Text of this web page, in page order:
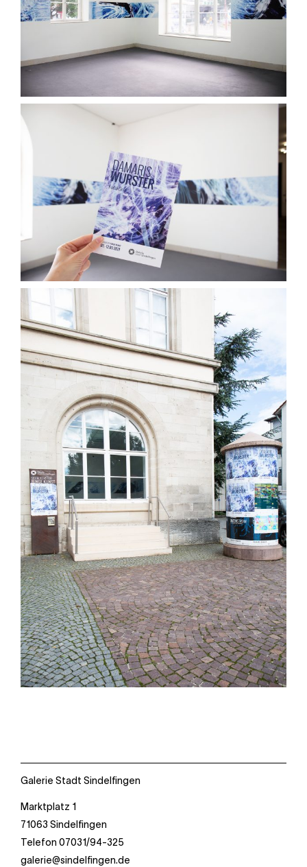
Ebene 2 Platzhalter
Ebene 3 Platzhalter
Galerie Stadt Sindelfingen
Marktplatz 1
71063 Sindelfingen
Telefon 07031/94-325
galerie@sindelfingen.de